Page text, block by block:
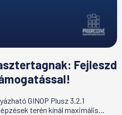
Fejleszd
GINOP Plusz 3.2.1
terén kínál maximális...